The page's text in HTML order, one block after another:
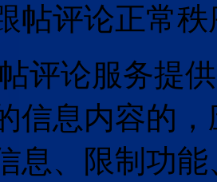
帖评论正常
评论服务提
信息内容的
息、限制功